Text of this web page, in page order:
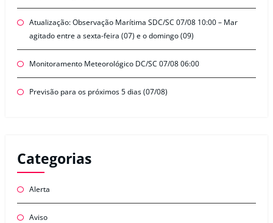
Atualização: Observação Marítima SDC/SC 07/08 10:00 – Mar
agitado entre a sexta-feira (07) e o domingo (09)
Monitoramento Meteorológico DC/SC 07/08 06:00
Previsão para os próximos 5 dias (07/08)
Categorias
Alerta
Aviso